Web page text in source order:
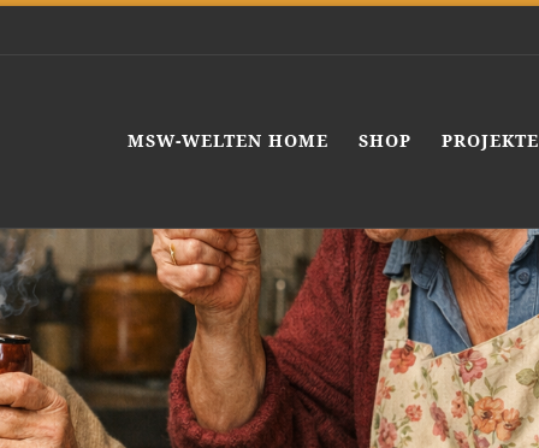
MSW-WELTEN HOME SHOP PROJEKTE